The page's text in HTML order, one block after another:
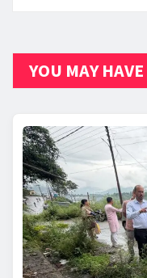
YOU MAY